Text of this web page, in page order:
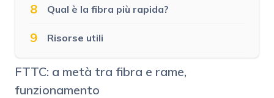
8 Qual è la fibra più rapida?
9 Risorse utili
FTTC: a metà tra fibra e rame,
funzionamento